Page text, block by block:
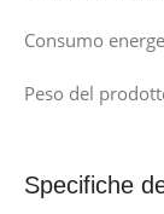
Specifiche
Consumo
Peso del